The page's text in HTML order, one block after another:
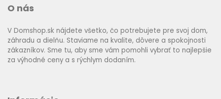
O nás
V Domshop.sk nájdete všetko, čo potrebujete pre svoj dom,
záhradu a dielňu. Staviame na kvalite, dôvere a spokojnosti
zákazníkov. Sme tu, aby sme vám pomohli vybrať to najlepšie
za výhodné ceny a s rýchlym dodaním.